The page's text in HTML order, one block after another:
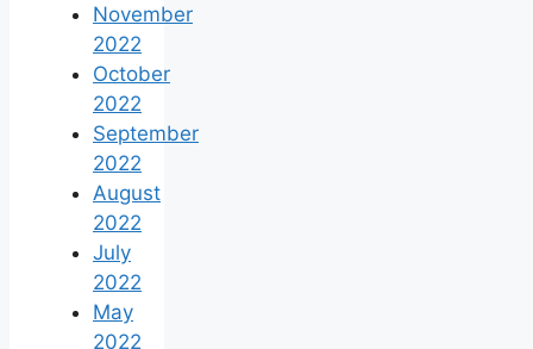
November
2022
October
2022
September
2022
August
2022
July
2022
May
2022